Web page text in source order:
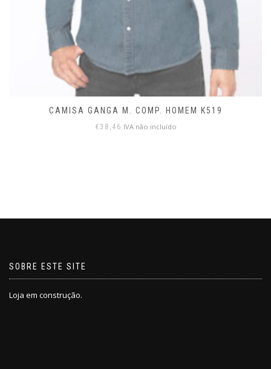
CAMISA GANGA M. COMP. SENHORA K518
€39,64 IVA não incluído
SOBRE ESTE SITE
Loja em construção.